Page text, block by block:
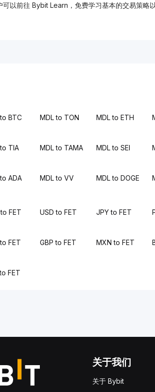
可以前往 Bybit Learn，免费学习基本的交易策
BTC MDL to TON MDL to ETH
TIA MDL to TAMA MDL to SEI
ADA MDL to VV MDL to DOGE
FET USD to FET JPY to FET
FET GBP to FET MXN to FET
FET
关于我们
关于 Bybit